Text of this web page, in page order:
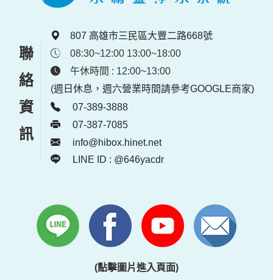
聯絡資訊
807 高雄市三民區大豐二路668號
08:30~12:00 13:00~18:00
午休時間 : 12:00~13:00
(週日休息，週六營業時間請參考GOOGLE商家)
07-389-3888
07-387-7085
info@hibox.hinet.net
LINE ID : @646yacdr
(點擊圖片進入頁面)